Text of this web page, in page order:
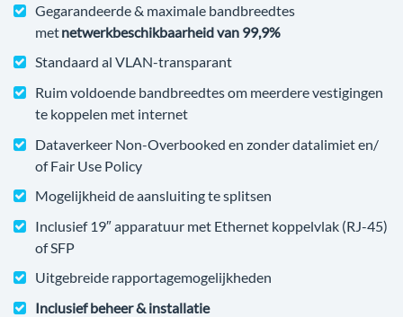
Gegarandeerde & maximale bandbreedtes
metnetwerkbeschikbaarheid van 99,9%
Standaard al VLAN-transparant
Ruim voldoende bandbreedtes om meerdere vestigingen
te koppelen met internet
Dataverkeer Non-Overbooked en zonder datalimiet en/
of Fair Use Policy
Mogelijkheid de aansluiting te splitsen
Inclusief 19″ apparatuur met Ethernet koppelvlak (RJ-45)
of SFP
Uitgebreide rapportagemogelijkheden
Inclusief beheer & installatie